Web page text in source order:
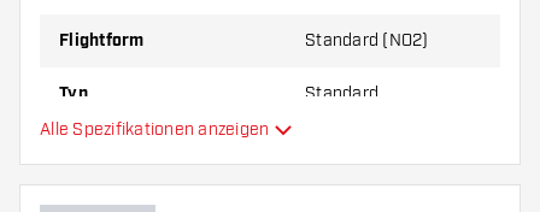
Flightform Standard (NO2)
Typ Standard
Hauptfarbe
Alle Spezifikationen anzeigen